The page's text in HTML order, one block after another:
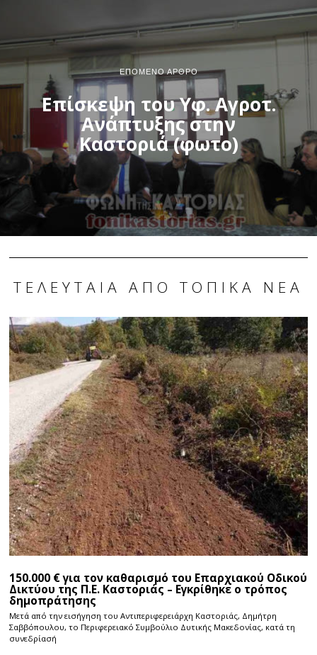
ΕΠΌΜΕΝΟ ΆΡΘΡΟ
Επίσκεψη του Υφ. Αγροτ.
Ανάπτυξης στην
Καστοριά (φωτο)
ΤΕΛΕΥΤΑΊΑ ΑΠΌ ΤΟΠΙΚΆ ΝΈΑ
150.000 € για τον καθαρισμό του Επαρχιακού Οδικού
Δικτύου της Π.Ε. Καστοριάς – Εγκρίθηκε ο τρόπος
δημοπράτησης
Μετά από την εισήγηση του Αντιπεριφερειάρχη Καστοριάς, Δημήτρη
Σαββόπουλου, το Περιφερειακό Συμβούλιο Δυτικής Μακεδονίας, κατά τη
συνεδρίασή